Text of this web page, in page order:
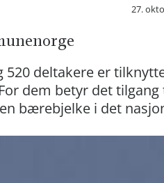
27.
520 deltakere er
dem betyr det
bærebjelke i det